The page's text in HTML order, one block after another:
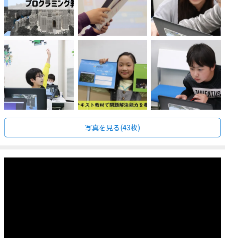
写真を見る(43枚)